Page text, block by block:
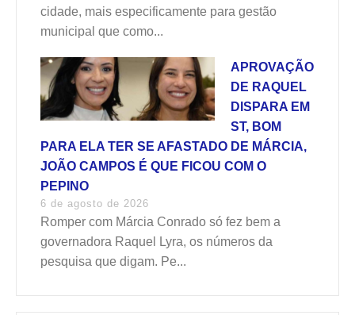
cidade, mais especificamente para gestão
municipal que como...
APROVAÇÃO
DE RAQUEL
DISPARA EM
ST, BOM
PARA ELA TER SE AFASTADO DE MÁRCIA,
JOÃO CAMPOS É QUE FICOU COM O
PEPINO
6 de agosto de 2026
Romper com Márcia Conrado só fez bem a
governadora Raquel Lyra, os números da
pesquisa que digam. Pe...